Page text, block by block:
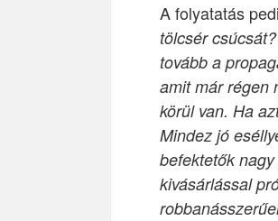
A folyatatás
tölcsér
tovább a
amit már régen
körül van. Ha
Mindez jó
befektetők
kivásárlással